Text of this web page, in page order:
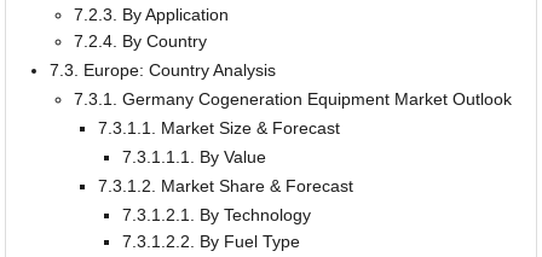
7.2.3. By Application
7.2.4. By Country
7.3. Europe: Country Analysis
7.3.1. Germany Cogeneration Equipment Market Outlook
7.3.1.1. Market Size & Forecast
7.3.1.1.1. By Value
7.3.1.2. Market Share & Forecast
7.3.1.2.1. By Technology
7.3.1.2.2. By Fuel Type